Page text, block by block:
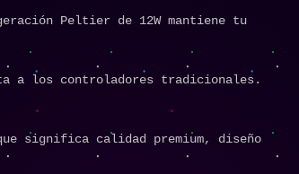
Peltier de 12W mantiene tu
a los controladores tradicionales.
significa calidad premium, diseño